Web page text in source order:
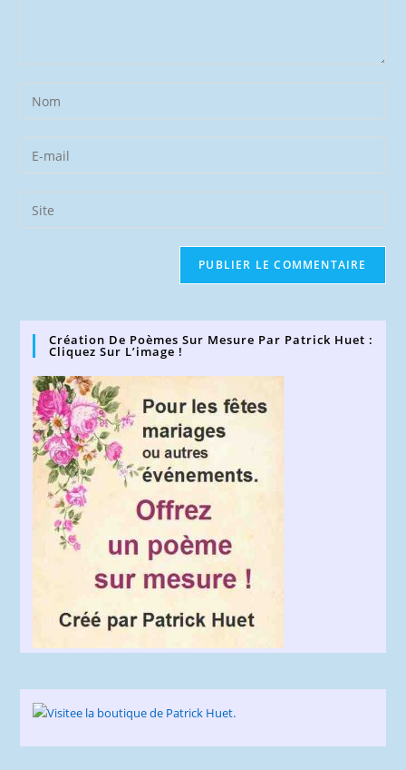
Enter
your
name
comment
Enter
your
email
address
Saisir
l’URL
Création De Poèmes Sur Mesure Par Patrick Huet :
Cliquez Sur L’image !